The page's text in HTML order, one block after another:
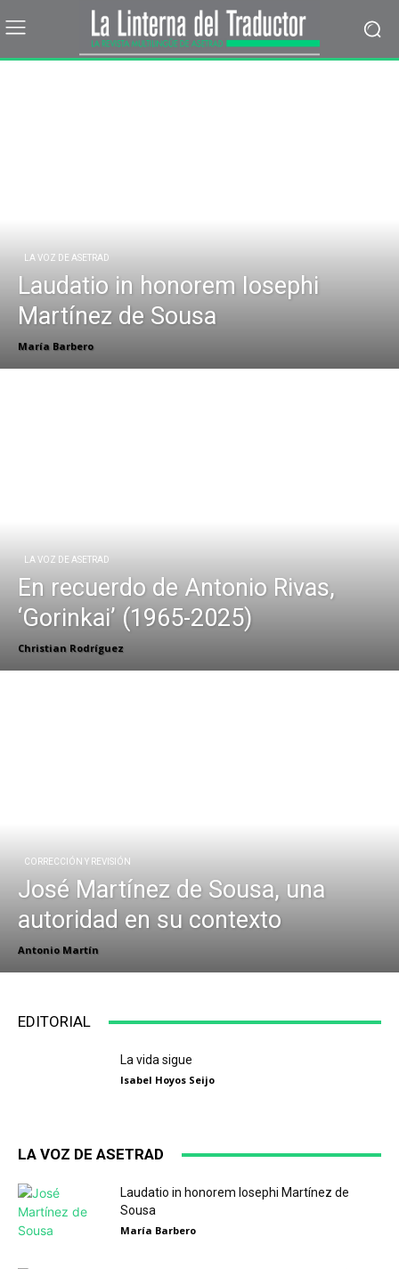
LA VOZ DE ASETRAD
Laudatio in honorem Iosephi
Martínez de Sousa
María Barbero
LA VOZ DE ASETRAD
En recuerdo de Antonio Rivas,
‘Gorinkai’ (1965-2025)
Christian Rodríguez
CORRECCIÓN Y REVISIÓN
José Martínez de Sousa, una
autoridad en su contexto
Antonio Martín
EDITORIAL
La vida sigue
Isabel Hoyos Seijo
LA VOZ DE ASETRAD
Laudatio in honorem Iosephi Martínez de
Sousa
María Barbero